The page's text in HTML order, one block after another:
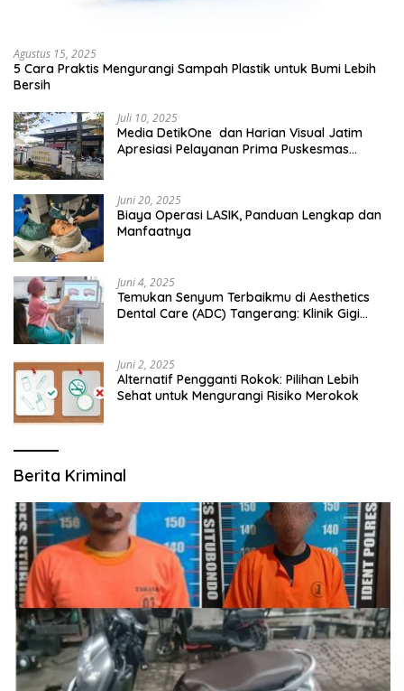
Agustus 15, 2025
5 Cara Praktis Mengurangi Sampah Plastik untuk Bumi Lebih
Bersih
Juli 10, 2025
Media DetikOne dan Harian Visual Jatim
Apresiasi Pelayanan Prima Puskesmas
Juni 20, 2025
Biaya Operasi LASIK, Panduan Lengkap dan
Manfaatnya
Juni 4, 2025
Temukan Senyum Terbaikmu di Aesthetics
Dental Care (ADC) Tangerang: Klinik Gigi
Juni 2, 2025
Alternatif Pengganti Rokok: Pilihan Lebih
Sehat untuk Mengurangi Risiko Merokok
Berita Kriminal